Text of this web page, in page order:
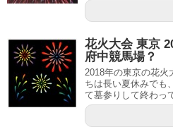
花火大会 東京
府中競馬場？
2018年の東京の花火
ちは長い夏休みでも
て墓参りして終わっ